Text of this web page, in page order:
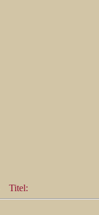
Titel: